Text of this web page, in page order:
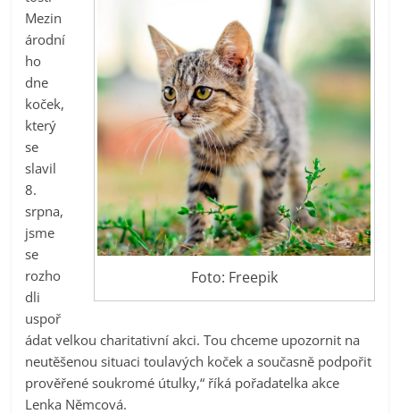
Foto: Freepik
Mezin
árodní
ho
dne
koček,
který
se
slavil
8.
srpna,
jsme
se
rozho
dli
uspoř
ádat velkou charitativní akci. Tou chceme upozornit na
neutěšenou situaci toulavých koček a současně podpořit
prověřené soukromé útulky,“ říká pořadatelka akce
Lenka Němcová.